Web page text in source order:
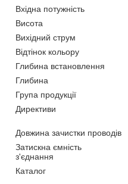
Вхідна потужність
Висота
Вихідний струм
Відтінок кольору
Глибина встановлення
Глибина
Група продукції
Директиви
Довжина зачистки проводів
Затискна ємність
з'єднання
Каталог